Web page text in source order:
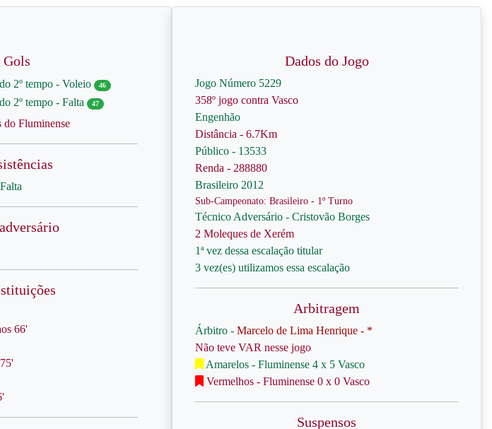
Gols
2º tempo - Voleio 46
2º tempo - Falta 47
Fluminense
66'
Dados do Jogo
Jogo Número 5229
358º jogo contra Vasco
Engenhão
Distância - 6.7Km
Público - 13533
Renda - 288880
Brasileiro 2012
Sub-Campeonato: Brasileiro - 1º Turno
Técnico Adversário - Cristovão Borges
2 Moleques de Xerém
1ª vez dessa escalação titular
3 vez(es) utilizamos essa escalação
Arbitragem
Árbitro - Marcelo de Lima Henrique - *
Não teve VAR nesse jogo
Amarelos - Fluminense 4 x 5 Vasco
Vermelhos - Fluminense 0 x 0 Vasco
Suspensos